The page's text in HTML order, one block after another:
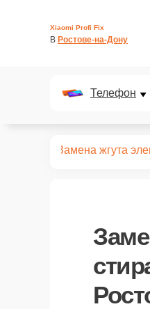
Xiaomi Profi Fix
В Ростове-на-Дону
Телефон
Замена жгута